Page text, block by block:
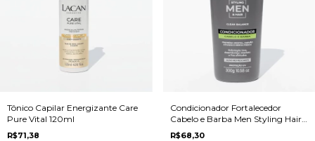
Tônico Capilar Energizante Care
Pure Vital 120ml
R$71,38
Condicionador Fortalecedor
Cabelo e Barba Men Styling Hair
300ml
R$68,30